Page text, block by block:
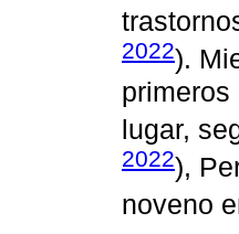
2022).
lugar,
2022),
noveno